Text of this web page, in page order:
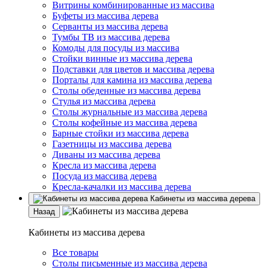
Витрины комбинированные из массива
Буфеты из массива дерева
Серванты из массива дерева
Тумбы ТВ из массива дерева
Комоды для посуды из массива
Стойки винные из массива дерева
Подставки для цветов и массива дерева
Порталы для камина из массива дерева
Столы обеденные из массива дерева
Стулья из массива дерева
Столы журнальные из массива дерева
Столы кофейные из массива дерева
Барные стойки из массива дерева
Газетницы из массива дерева
Диваны из массива дерева
Кресла из массива дерева
Посуда из массива дерева
Кресла-качалки из массива дерева
Кабинеты из массива дерева
Назад
Кабинеты из массива дерева
Все товары
Столы письменные из массива дерева